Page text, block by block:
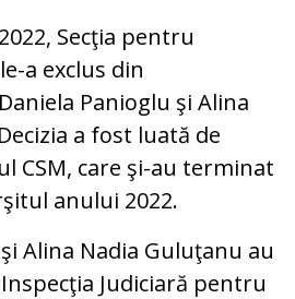
Secţia pentru
a exclus din
Panioglu şi Alina
a fost luată de
CSM, care şi-au terminat
anului 2022.
Alina Nadia Guluţanu au
Judiciară pentru